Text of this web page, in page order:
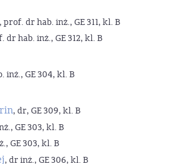
prof. dr hab. inż., GE 311, kl. B
dr hab. inż., GE 312, kl. B
inż., GE 304, kl. B
, dr, GE 309, kl. B
GE 303, kl. B
GE 303, kl. B
, dr inż., GE 306, kl. B